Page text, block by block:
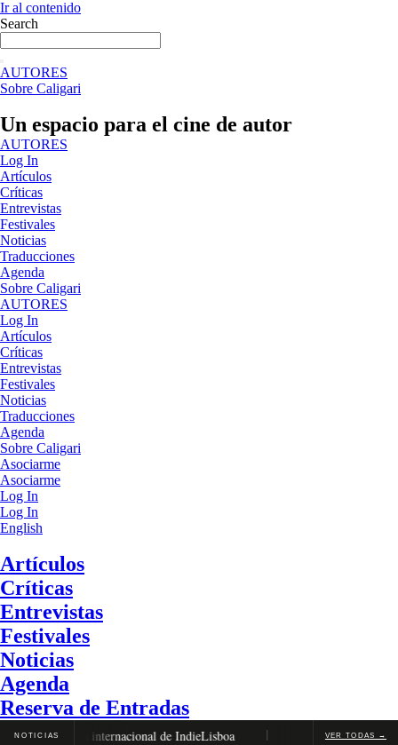
Ir al contenido
Search
AUTORES
Sobre Caligari
Un espacio para el cine de autor
AUTORES
Log In
Artículos
Críticas
Entrevistas
Festivales
Noticias
Traducciones
Agenda
Sobre Caligari
AUTORES
Log In
Artículos
Críticas
Entrevistas
Festivales
Noticias
Traducciones
Agenda
Sobre Caligari
Asociarme
Asociarme
Log In
Log In
English
Artículos
Críticas
Entrevistas
Festivales
Noticias
Agenda
Reserva de Entradas
NOTICIAS
competencia internacional de IndieLisboa El Festival de
VER TODAS →